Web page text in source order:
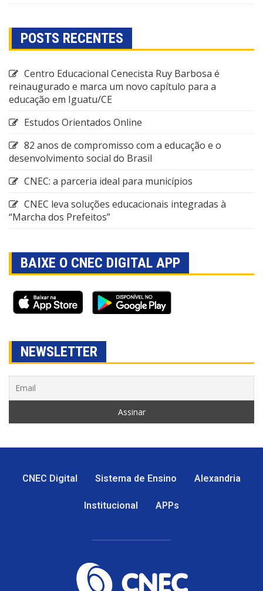
POSTS RECENTES
Centro Educacional Cenecista Ruy Barbosa é
reinaugurado e marca um novo capítulo para a
educação em Iguatu/CE
Estudos Orientados Online
82 anos de compromisso com a educação e o
desenvolvimento social do Brasil
CNEC: a parceria ideal para municípios
CNEC leva soluções educacionais integradas à
“Marcha dos Prefeitos”
BAIXE O CNEC DIGITAL APP
NEWSLETTER
CNEC Digital Sistema de Ensino Alexandria
Institucional APPs